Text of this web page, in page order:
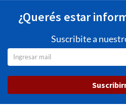
¿Querés estar
Suscribite a